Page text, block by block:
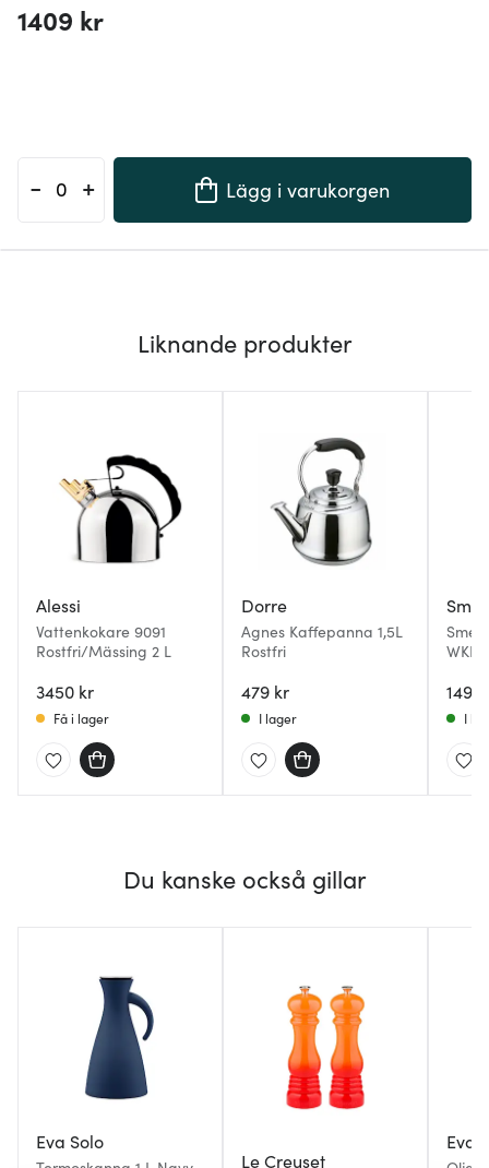
1409 kr
- + Lägg i varukorgen
Liknande produkter
Alessi
Vattenkokare 9091
Rostfri/Mässing 2 L
3450 kr
Få i lager
Dorre
Agnes Kaffepanna 1,5L
Rostfri
479 kr
I lager
1495
I
Du kanske också gillar
Eva Solo
Le Creuset
Eva